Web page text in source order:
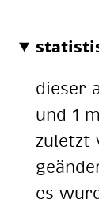
dieser
und 1
zuletzt
es